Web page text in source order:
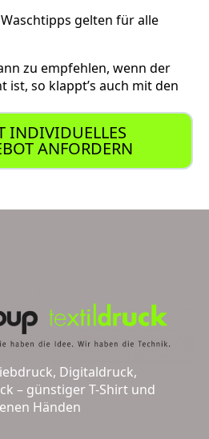
gelten für alle
zu empfehlen, wenn der
ist, so klappt’s auch mit den
INDIVIDUELLES
ANFORDERN
Digitaldruck,
– günstiger T-Shirt und
Händen